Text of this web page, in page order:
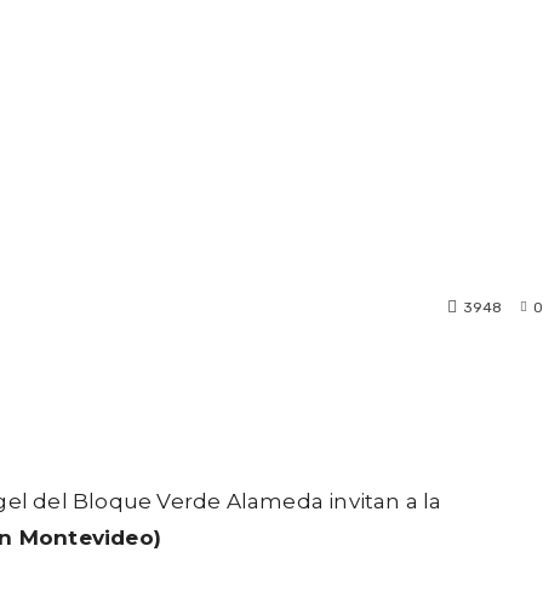
0
3948
del Bloque Verde Alameda invitan a la
Montevideo)